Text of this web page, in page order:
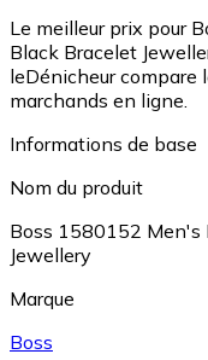
Le meilleur prix pour
Black Bracelet
leDénicheur compare
marchands en ligne.
Informations de base
Nom du produit
Boss 1580152 Men's
Jewellery
Marque
Boss